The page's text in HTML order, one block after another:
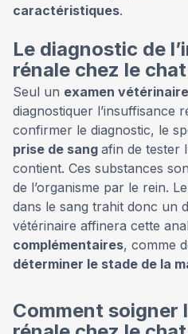
caractéristiques.
Le diagnostic de
rénale chez le chat
Seul un examen
diagnostiquer l’insuffisance
confirmer le diagnostic, le
prise de sang afin de tester
contient. Ces substances
de l’organisme par le rein.
dans le sang trahit donc un
vétérinaire affinera cette
complémentaires, comme
déterminer le stade de la
Comment soigner